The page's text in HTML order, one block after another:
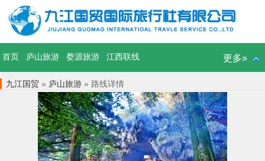
首页 庐山旅游 婺源旅游 江西联线 更多»
九江国贸 » 庐山旅游 » 路线详情